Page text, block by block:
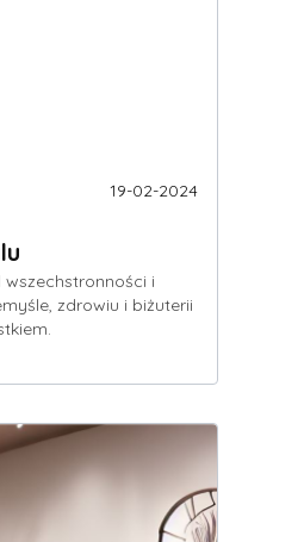
19-02-2024
i
zdrowiu i biżuterii